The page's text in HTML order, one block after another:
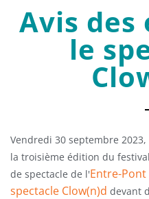
Avis des
le
Vendredi 30 septembre 2023,
la troisième édition du festival
de spectacle de l'Entre-Pont
spectacle Clow(n)d devant